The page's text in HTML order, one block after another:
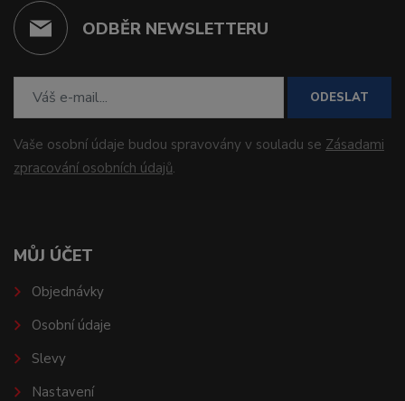
ODBĚR NEWSLETTERU
ODESLAT
Vaše osobní údaje budou spravovány v souladu se Zásadami
zpracování osobních údajů.
MŮJ ÚČET
Objednávky
Osobní údaje
Slevy
Nastavení